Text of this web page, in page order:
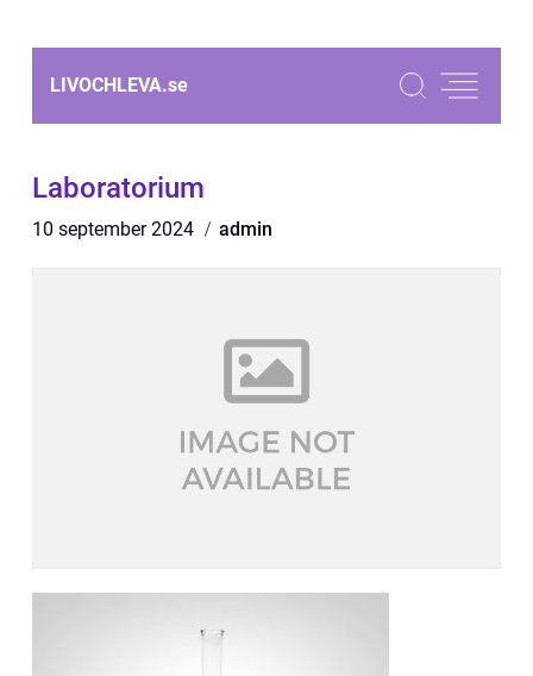
LIVOCHLEVA.se
Laboratorium
10 september 2024 admin